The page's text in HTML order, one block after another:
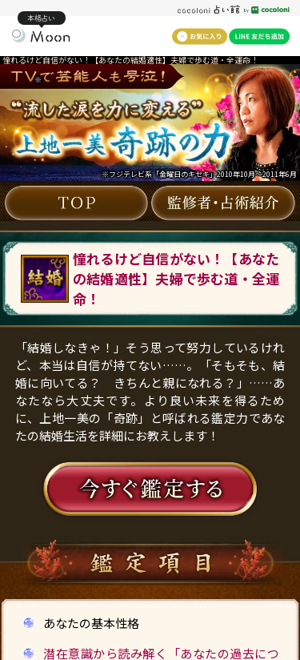
本格占い
憧れるけど自信がない！【あなたの結婚適性】夫婦で歩む道・全運命！
※
※フジテレビ系「金曜日のキセキ」2010年10月～2011年6月
憧れるけど自信がない！【あなた
の結婚適性】夫婦で歩む道・全運
命！
「結婚しなきゃ！」そう思って努力しているけれ
ど、本当は自信が持てない……。「そもそも、結
婚に向いてる？ きちんと親になれる？」……あ
なたなら大丈夫です。より良い未来を得るため
に、上地一美の「奇跡」と呼ばれる鑑定力であな
たの結婚生活を詳細にお教えします！
あなたの基本性格
潜在意識から読み解く「あなたの過去につ